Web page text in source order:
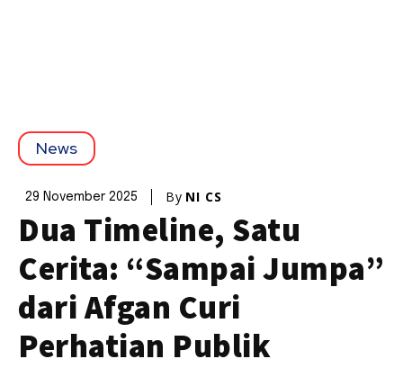
News
29 November 2025 By NI CS
Dua Timeline, Satu
Cerita: “Sampai Jumpa”
dari Afgan Curi
Perhatian Publik